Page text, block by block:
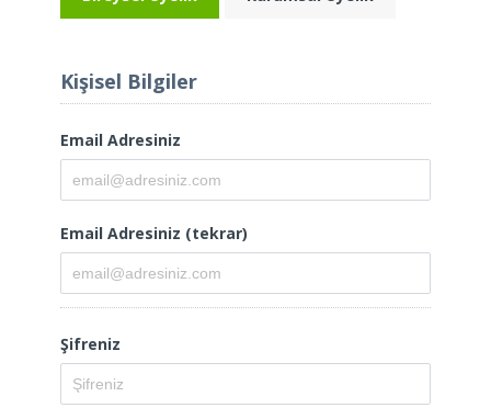
Kişisel Bilgiler
Email Adresiniz
Email Adresiniz (tekrar)
Şifreniz